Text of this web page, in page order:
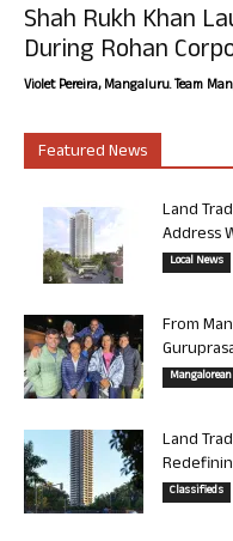
Shah Rukh Khan
During Rohan
Violet Pereira, Mangaluru. Team
Featured News
Land
Address
Local News
From
Land
Classifieds